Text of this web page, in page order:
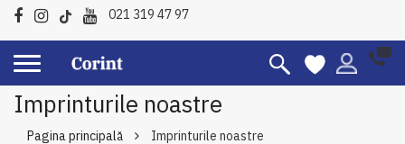
021 319 47 97
Imprinturile noastre
Pagina principală Imprinturile noastre